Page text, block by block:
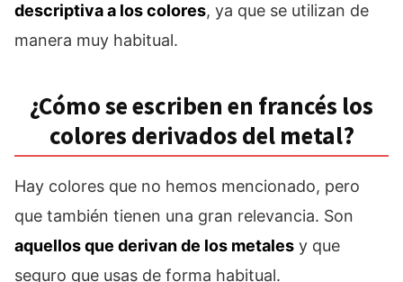
descriptiva a los colores, ya que se utilizan de
manera muy habitual.
¿Cómo se escriben en francés los
colores derivados del metal?
Hay colores que no hemos mencionado, pero
que también tienen una gran relevancia. Son
aquellos que derivan de los metales y que
seguro que usas de forma habitual.